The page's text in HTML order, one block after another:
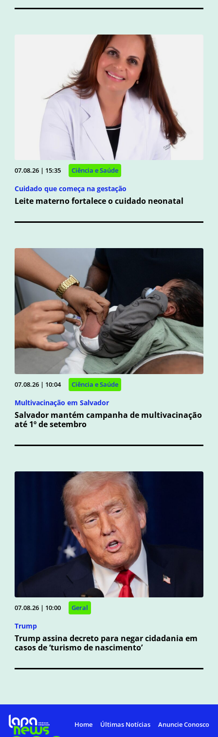
07.08.26 | 15:35 Ciência e Saúde
Cuidado que começa na gestação
Leite materno fortalece o cuidado neonatal
07.08.26 | 10:04 Ciência e Saúde
Multivacinação em Salvador
Salvador mantém campanha de multivacinação
até 1º de setembro
07.08.26 | 10:00 Geral
Trump
Trump assina decreto para negar cidadania em
casos de ‘turismo de nascimento’
Home Últimas Notícias Anuncie Conosco